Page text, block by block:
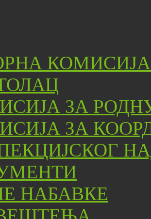
ЗА
ЗА
НАБАВКЕ